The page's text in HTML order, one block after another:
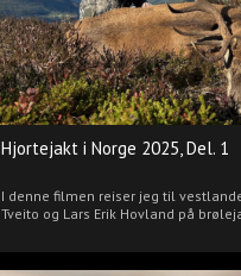
Hjortejakt i Norge 2025, Del. 1
I denne filmen reiser jeg til
Tveito og Lars Erik Hovland på